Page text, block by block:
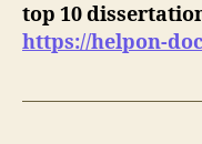
top 10
https://helpon-